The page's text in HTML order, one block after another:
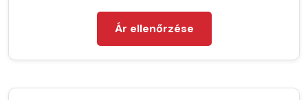
Ár ellenőrzése